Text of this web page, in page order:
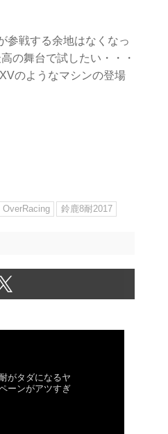
参戦する余地はなくなっ
の舞台で試したい・・・
のようなマシンの登場
OverRacing 鈴鹿8耐2017
がタダになるヤ
ーンがアツすぎ